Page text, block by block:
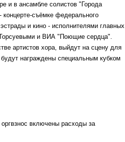
и в ансамбле солистов "Города
концерте-съёмке федерального
и кино - исполнителями главных
и ВИА "Поющие сердца".
артистов хора, выйдут на сцену для
награждены специальным кубком
включены расходы за